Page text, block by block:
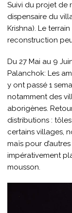
Suivi du projet de
dispensaire du
Krishna). Le
reconstruction
Du 27 Mai au 9
Palanchok: Les
y ont passé 1
notamment des
aborigènes.
distributions :
certains villages,
maïs pour
impérativement
mousson.